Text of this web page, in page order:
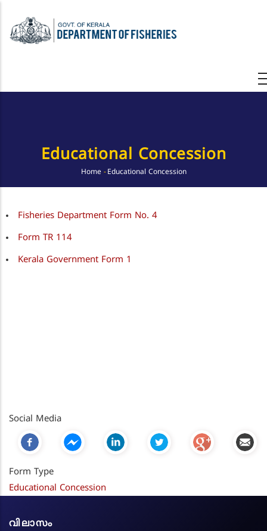
main
Educational Concession
Breadcrumb
Home - Educational Concession
Fisheries Department Form No. 4
Form TR 114
Kerala Government Form 1
Social Media
Form Type
Educational Concession
വിലാസം